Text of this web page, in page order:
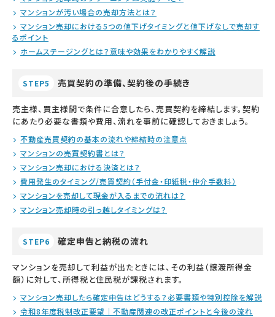
マンションが汚い場合の売却方法とは？
マンション売却における5つの値下げタイミングと値下げなしで売却す
るポイント
ホームステージングとは？意味や効果をわかりやすく解説
STEP5 売買契約の準備、契約後の手続き
売主様、買主様間で条件に合意したら、売買契約を締結します。契約
にあたり必要な書類や費用、流れを事前に確認しておきましょう。
不動産売買契約の基本の流れや締結時の注意点
マンションの売買契約書とは？
マンション売却における決済とは？
費用発生のタイミング/売買契約（手付金・印紙税・仲介手数料）
マンションを売却して現金が入るまでの流れは？
マンション売却時の引っ越しタイミングは？
STEP6 確定申告と納税の流れ
マンションを売却して利益が出たときには、その利益（譲渡所得金
額）に対して、所得税と住民税が課税されます。
マンション売却したら確定申告はどうする？必要書類や特別控除を解説
令和8年度税制改正要望｜不動産関連の改正ポイントと今後の流れ